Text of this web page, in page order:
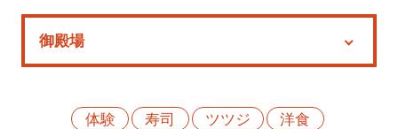
特集
体験
寿司 ツツジ
洋食